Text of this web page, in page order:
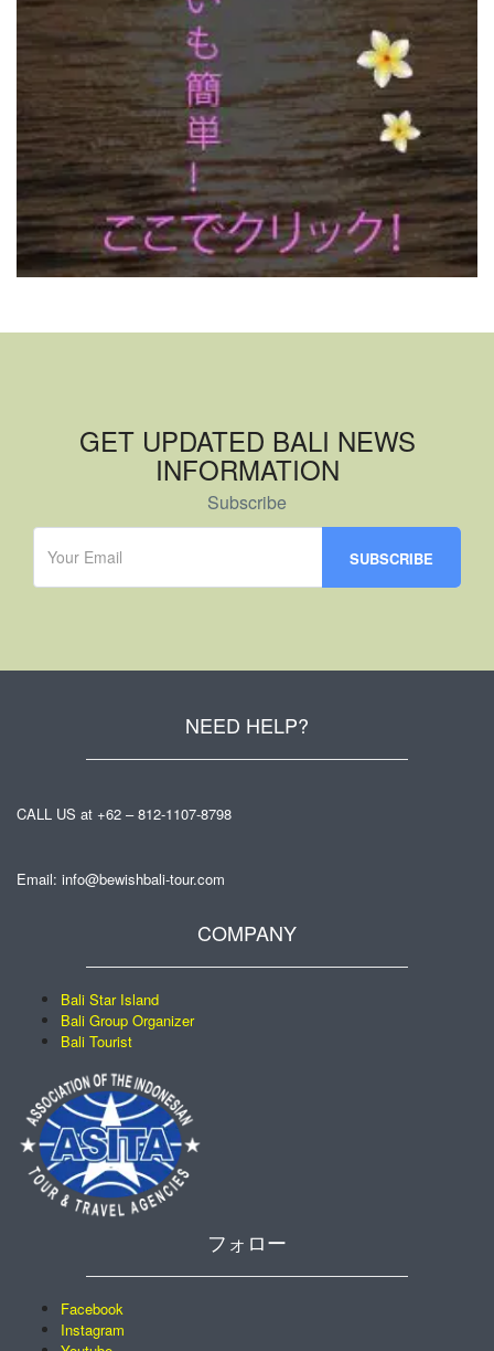
GET UPDATED BALI NEWS
INFORMATION
Subscribe
NEED HELP?
CALL US at +62 – 812-1107-8798
Email: info@bewishbali-tour.com
COMPANY
Bali Star Island
Bali Group Organizer
Bali Tourist
フォロー
Facebook
Instagram